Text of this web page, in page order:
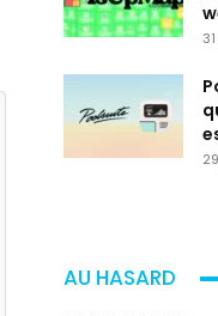
AU HASARD